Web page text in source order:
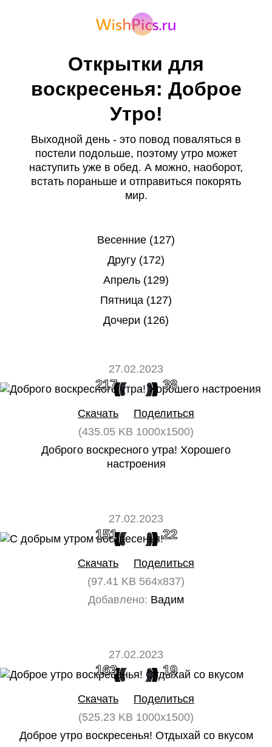
Открытки для
воскресенья: Доброе
Утро!
Выходной день - это повод поваляться в
постели подольше, поэтому утро может
наступить уже в обед. А можно, наоборот,
встать пораньше и отправиться покорять
мир.
Весенние (127)
Другу (172)
Апрель (129)
Пятница (127)
Дочери (126)
27.02.2023
217 38
Скачать
Поделиться
(435.05 KB 1000x1500)
Доброго воскресного утра! Хорошего
настроения
27.02.2023
151 22
Скачать
Поделиться
(97.41 KB 564x837)
Добавлено: Вадим
27.02.2023
163 19
Скачать
Поделиться
(525.23 KB 1000x1500)
Доброе утро воскресенья! Отдыхай со вкусом